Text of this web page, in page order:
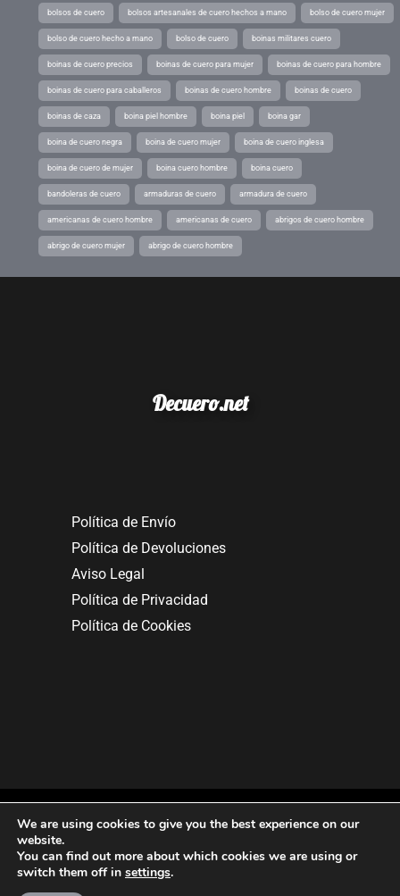
bolsos de cuero bolsos artesanales de cuero hechos a mano bolso de cuero mujer
bolso de cuero hecho a mano bolso de cuero boinas militares cuero
boinas de cuero precios boinas de cuero para mujer boinas de cuero para hombre
boinas de cuero para caballeros boinas de cuero hombre boinas de cuero
boinas de caza boina piel hombre boina piel boina gar
boina de cuero negra boina de cuero mujer boina de cuero inglesa
boina de cuero de mujer boina cuero hombre boina cuero
bandoleras de cuero armaduras de cuero armadura de cuero
americanas de cuero hombre americanas de cuero abrigos de cuero hombre
abrigo de cuero mujer abrigo de cuero hombre
Decuero.net
Política de Envío
Política de Devoluciones
Aviso Legal
Política de Privacidad
Política de Cookies
Copyright © 2025. All rights reserved.
We are using cookies to give you the best experience on our
website.
You can find out more about which cookies we are using or
switch them off in settings.